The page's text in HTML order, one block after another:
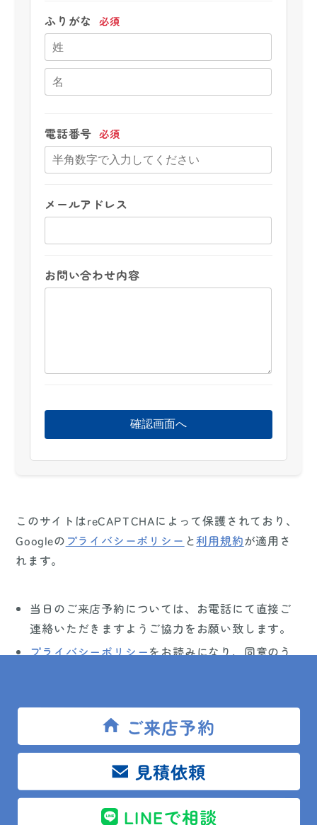
ご来店予約
見積依頼
LINEで相談
ふりがな 必須
電話番号 必須
メールアドレス
お問い合わせ内容
このサイトはreCAPTCHAによって保護されており、
Googleの プライバシーポリシー と利用規約が適用さ
れます。
当日のご来店予約については、お電話にて直接ご
連絡いただきますようご協力をお願い致します。
プライバシーポリシーをお読みになり、同意のう
欄に入力してください。
返信メールをお受け取りいただけるよう、受信設
定（迷惑メール設定）等をお確かめください。
万一、こちらから返信がない場合は、大変お手数
ですが再度ご連絡ください。